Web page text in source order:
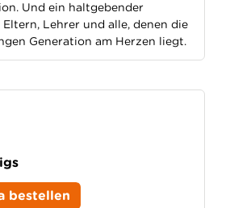
Und ein haltgebender
Lehrer und alle, denen die
Generation am Herzen liegt.
bestellen